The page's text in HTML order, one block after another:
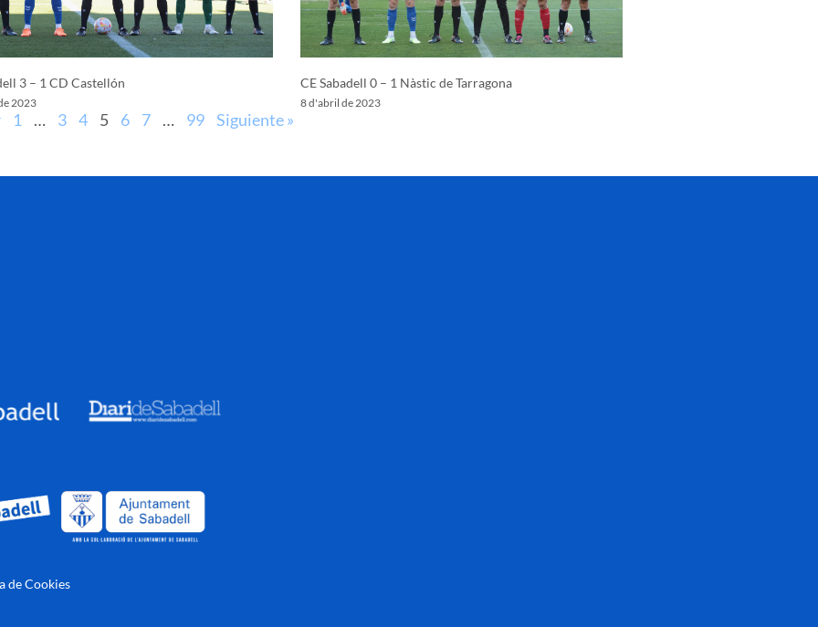
3 – 1 CD Castellón
2023
CE Sabadell 0 – 1 Nàstic de Tarragona
8 d'abril de 2023
1 … 3 4 5 6 7 … 99 Siguiente »
de Cookies